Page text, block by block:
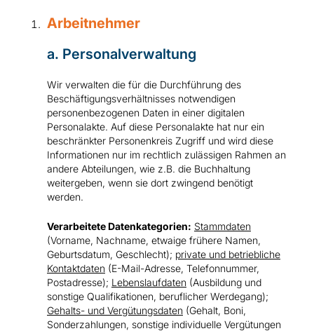
Arbeitnehmer
a. Personalverwaltung
Wir verwalten die für die Durchführung des
Beschäftigungsverhältnisses notwendigen
personenbezogenen Daten in einer digitalen
Personalakte. Auf diese Personalakte hat nur ein
beschränkter Personenkreis Zugriff und wird diese
Informationen nur im rechtlich zulässigen Rahmen an
andere Abteilungen, wie z.B. die Buchhaltung
weitergeben, wenn sie dort zwingend benötigt
werden.
Verarbeitete Datenkategorien: Stammdaten
(Vorname, Nachname, etwaige frühere Namen,
Geburtsdatum, Geschlecht); private und betriebliche
Kontaktdaten (E-Mail-Adresse, Telefonnummer,
Postadresse); Lebenslaufdaten (Ausbildung und
sonstige Qualifikationen, beruflicher Werdegang);
Gehalts- und Vergütungsdaten (Gehalt, Boni,
Sonderzahlungen, sonstige individuelle Vergütungen